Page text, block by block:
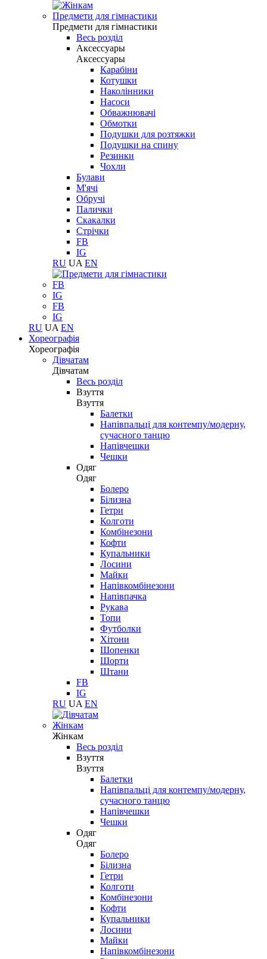
Предмети для гімнастики
Предмети для гімнастики
Весь розділ
Аксессуары
Аксессуары
Карабіни
Котушки
Наколінники
Насоси
Обважнювачі
Обмотки
Подушки для розтяжки
Подушки на спину
Резинки
Чохли
Булави
М'ячі
Обручі
Палички
Скакалки
Стрічки
FB
IG
RU UA EN
FB
IG
FB
IG
RU UA EN
Хореографія
Хореографія
Дівчатам
Дівчатам
Весь розділ
Взуття
Взуття
Балетки
Напівпальці для контемпу/модерну,
сучасного танцю
Напівчешки
Чешки
Одяг
Одяг
Болеро
Білизна
Гетри
Колготи
Комбінезони
Кофти
Купальники
Лосини
Майки
Напівкомбінезони
Напівпачка
Рукава
Топи
Футболки
Хітони
Шопенки
Шорти
Штани
FB
IG
RU UA EN
Жінкам
Жінкам
Весь розділ
Взуття
Взуття
Балетки
Напівпальці для контемпу/модерну,
сучасного танцю
Напівчешки
Чешки
Одяг
Одяг
Болеро
Білизна
Гетри
Колготи
Комбінезони
Кофти
Купальники
Лосини
Майки
Напівкомбінезони